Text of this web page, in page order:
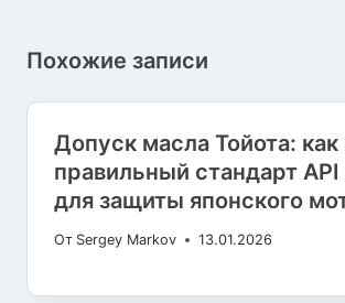
Похожие записи
Допуск масла Тойота:
правильный стандарт API
для защиты японского
От Sergey Markov 13.01.2026